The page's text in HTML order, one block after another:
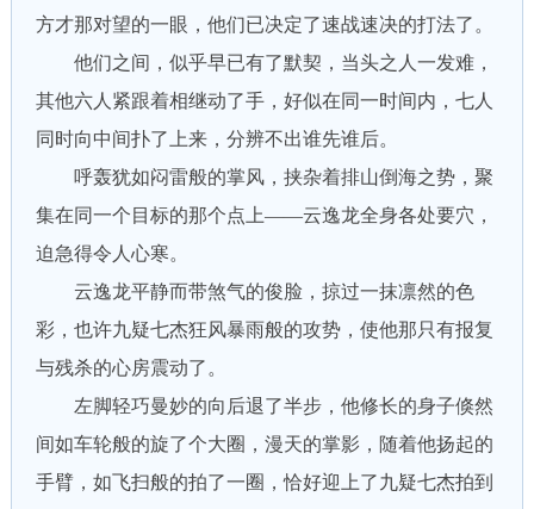
方才那对望的一眼，他们已决定了速战速决的打法了。
他们之间，似乎早已有了默契，当头之人一发难，
其他六人紧跟着相继动了手，好似在同一时间内，七人
同时向中间扑了上来，分辨不出谁先谁后。
呼轰犹如闷雷般的掌风，挟杂着排山倒海之势，聚
集在同一个目标的那个点上——云逸龙全身各处要穴，
迫急得令人心寒。
云逸龙平静而带煞气的俊脸，掠过一抹凛然的色
彩，也许九疑七杰狂风暴雨般的攻势，使他那只有报复
与残杀的心房震动了。
左脚轻巧曼妙的向后退了半步，他修长的身子倏然
间如车轮般的旋了个大圈，漫天的掌影，随着他扬起的
手臂，如飞扫般的拍了一圈，恰好迎上了九疑七杰拍到